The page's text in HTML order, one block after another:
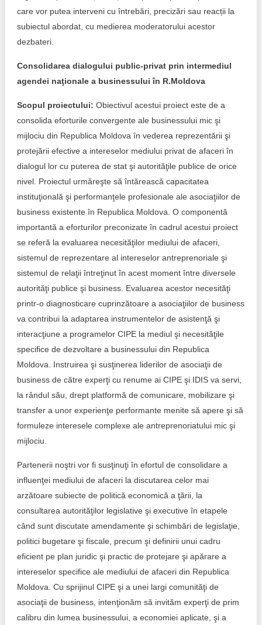
care vor putea interveni cu întrebări, precizări sau reacții la
subiectul abordat, cu medierea moderatorului acestor
dezbateri.
Consolidarea dialogului public-privat prin intermediul
agendei naţionale a businessului în R.Moldova
Scopul proiectului: Obiectivul acestui proiect este de a
consolida eforturile convergente ale businessului mic şi
mijlociu din Republica Moldova în vederea reprezentării şi
protejării efective a intereselor mediului privat de afaceri în
dialogul lor cu puterea de stat şi autorităţile publice de orice
nivel. Proiectul urmăreşte să întărească capacitatea
instituţională şi performanţele profesionale ale asociaţiilor de
business existente în Republica Moldova. O componentă
importantă a eforturilor preconizate în cadrul acestui proiect
se referă la evaluarea necesităţilor mediului de afaceri,
sistemul de reprezentare al intereselor antreprenoriale şi
sistemul de relaţii întreţinut în acest moment între diversele
autorităţi publice şi business. Evaluarea acestor necesităţi
printr-o diagnosticare cuprinzătoare a asociaţiilor de business
va contribui la adaptarea instrumentelor de asistenţă şi
interacţiune a programelor CIPE la mediul şi necesităţile
specifice de dezvoltare a businessului din Republica
Moldova. Instruirea şi susţinerea liderilor de asociaţii de
business de către experţi cu renume ai CIPE şi IDIS va servi,
la rândul său, drept platformă de comunicare, mobilizare şi
transfer a unor experienţe performante menite să apere şi să
formuleze interesele complexe ale antreprenoriatului mic şi
mijlociu.
Partenerii noştri vor fi susţinuţi în efortul de consolidare a
influenţei mediului de afaceri la discutarea celor mai
arzătoare subiecte de politică economică a ţării, la
consultarea autorităţilor legislative şi executive în etapele
când sunt discutate amendamente şi schimbări de legislaţie,
politici bugetare şi fiscale, precum şi definirii unui cadru
eficient pe plan juridic şi practic de protejare şi apărare a
intereselor specifice ale mediului de afaceri din Republica
Moldova. Cu sprijinul CIPE şi a unei largi comunităţi de
asociaţii de business, intenţionăm să invităm experţi de prim
calibru din lumea businessului, a economiei aplicate, şi a